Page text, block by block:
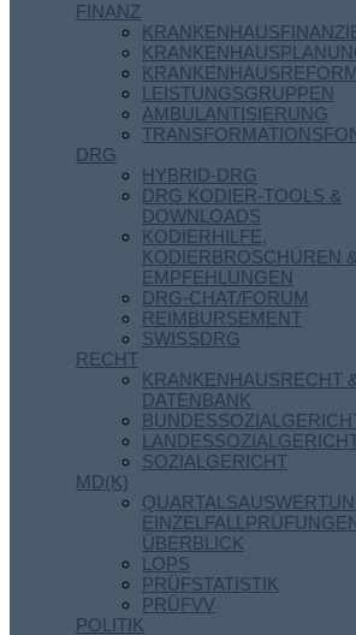
FINANZ
KRANKENHAUSREFORM
LEISTUNGSGRUPPEN
AMBULANTISIERUNG
DRG
HYBRID-DRG
DRG KODIER-TOOLS &
DOWNLOADS
KODIERHILFE,
KODIERBROSCHÜREN
EMPFEHLUNGEN
DRG-CHAT/FORUM
REIMBURSEMENT
SWISSDRG
RECHT
KRANKENHAUSRECHT
DATENBANK
SOZIALGERICHT
MD(K)
ÜBERBLICK
LOPS
PRÜFSTATISTIK
PRÜFVV
POLITIK